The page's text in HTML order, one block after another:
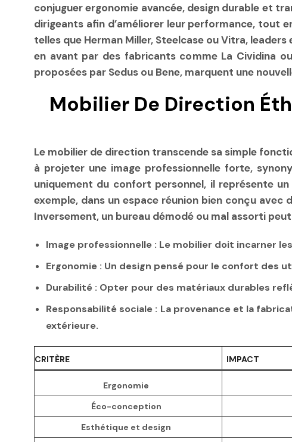
conjuguer ergonomie avancée, design durable et
dirigeants afin d’améliorer leur performance, tout
telles que Herman Miller, Steelcase ou Vitra,
en avant par des fabricants comme La Cividina
proposées par Sedus ou Bene, marquent une
Mobilier De Direction
Le mobilier de direction transcende sa simple
à projeter une image professionnelle forte,
uniquement du confort personnel, il représente
exemple, dans un espace réunion bien conçu avec
Inversement, un bureau démodé ou mal assorti
Image professionnelle : Le mobilier doit incarner
Ergonomie : Un design pensé pour le confort des
Durabilité : Opter pour des matériaux durables
Responsabilité sociale : La provenance et la
extérieure.
CRITÈRE IMPACT
Ergonomie
Éco-conception
Esthétique et design